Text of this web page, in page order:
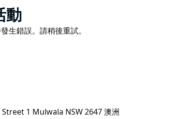
1 號坐落在一個由 10 棟聯排別墅組成的安全小區
所。無論您是計劃週末度假還是長期湖畔度假，埃
動
生錯誤。請稍後重試。
1 Mulwala NSW 2647 澳洲